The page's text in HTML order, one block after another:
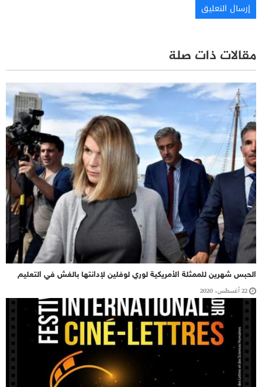
مقالات ذات صلة
الحبس شهرين للممثلة الأمريكية لوري لوفلين لإدانتها بالغش في التعليم
22 أغسطس، 2020